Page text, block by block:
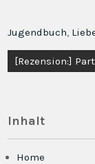
Jugendbuch,
[Rezension:]
Inhalt
Home